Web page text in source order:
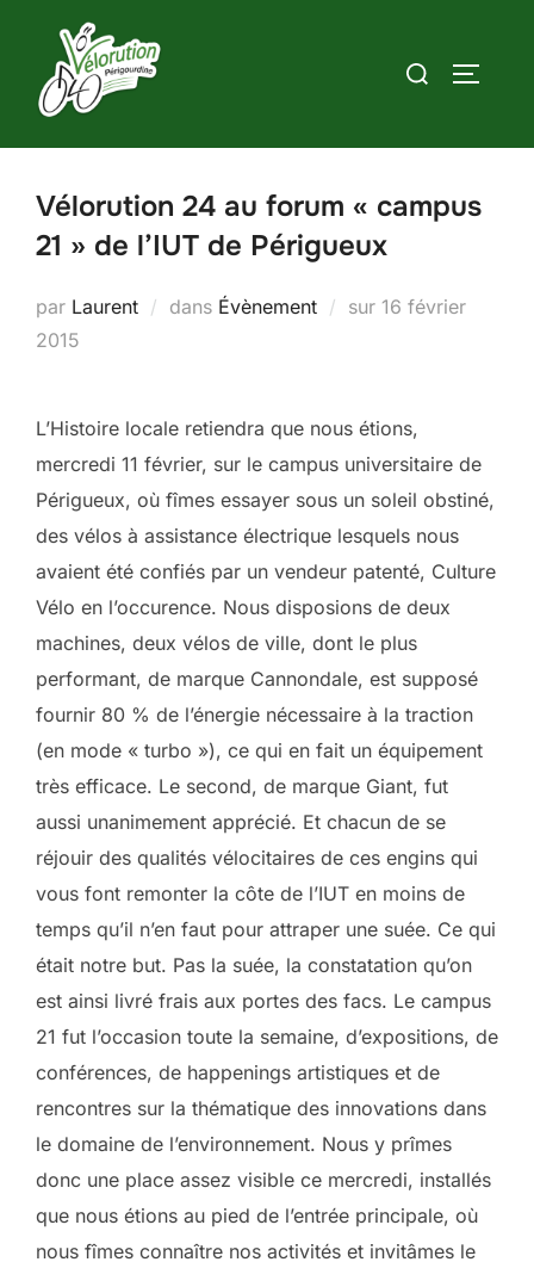
contenu
Rechercher :
Vélorution 24 au forum « campus
21 » de l’IUT de Périgueux
par Laurent dans Évènement sur Publié
16 février
2015
L’Histoire locale retiendra que nous étions,
mercredi 11 février, sur le campus universitaire de
Périgueux, où fîmes essayer sous un soleil obstiné,
des vélos à assistance électrique lesquels nous
avaient été confiés par un vendeur patenté, Culture
Vélo en l’occurence. Nous disposions de deux
machines, deux vélos de ville, dont le plus
performant, de marque Cannondale, est supposé
fournir 80 % de l’énergie nécessaire à la traction
(en mode « turbo »), ce qui en fait un équipement
très efficace. Le second, de marque Giant, fut
aussi unanimement apprécié. Et chacun de se
réjouir des qualités vélocitaires de ces engins qui
vous font remonter la côte de l’IUT en moins de
temps qu’il n’en faut pour attraper une suée. Ce qui
était notre but. Pas la suée, la constatation qu’on
est ainsi livré frais aux portes des facs. Le campus
21 fut l’occasion toute la semaine, d’expositions, de
conférences, de happenings artistiques et de
rencontres sur la thématique des innovations dans
le domaine de l’environnement. Nous y prîmes
donc une place assez visible ce mercredi, installés
que nous étions au pied de l’entrée principale, où
nous fîmes connaître nos activités et invitâmes le